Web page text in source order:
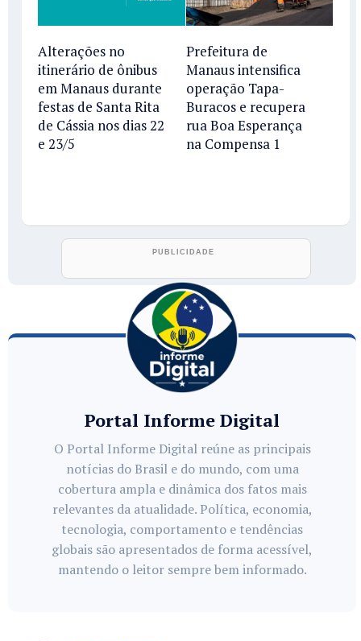
Alterações no
itinerário de ônibus
em Manaus durante
festas de Santa Rita
de Cássia nos dias 22
e 23/5
Prefeitura de
Manaus intensifica
operação Tapa-
Buracos e recupera
rua Boa Esperança
na Compensa 1
Portal Informe Digital
O Portal Informe Digital reúne as principais
notícias do Brasil e do mundo, com uma
cobertura ampla e dinâmica dos fatos mais
relevantes da atualidade. Política, economia,
tecnologia, comportamento e tendências
globais são apresentados de forma acessível,
mantendo o leitor sempre bem informado.